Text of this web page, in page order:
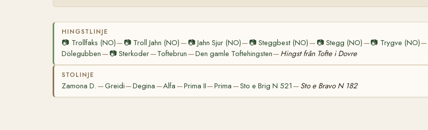
HINGSTLINJE
📷 Trollfaks (NO)— 📷 Troll Jahn (NO) — 📷Jahn Sjur (NO)— 📷 Steggbest (NO) — 📷Stegg (NO) —📷 Trygve (NO)—
Dölegubben — 📷Sterkoder—Toftebrun —Den gamle Toftehingsten— Hingst från Tofte i Dovre
STOLINJE
Zamona D. —Greidi—Degina —Alfa —Prima II—Prima —Sto e Brig N 521 — Sto e Bravo N 182